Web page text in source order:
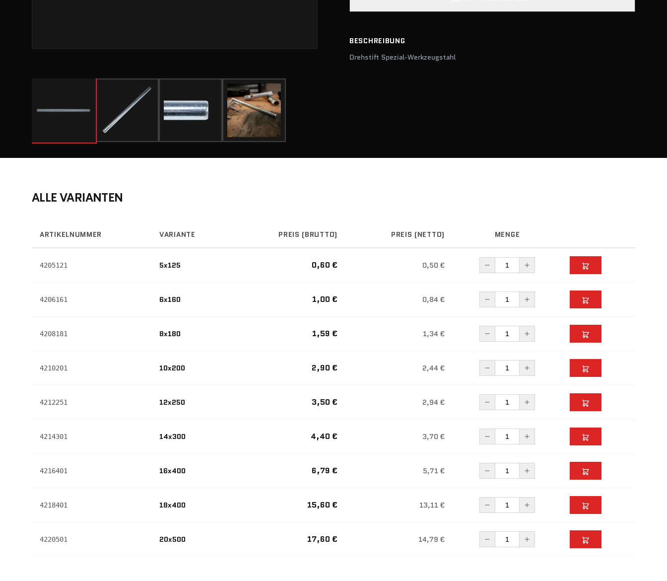
BESCHREIBUNG
Drehstift Spezial-Werkzeugstahl
ALLE VARIANTEN
ARTIKELNUMMER VARIANTE PREIS (BRUTTO) PREIS (NETTO) MENGE
4205121 5x125 0,60 € 0,50 €
4206161 6x160 1,00 € 0,84 €
4208181 8x180 1,59 € 1,34 €
4210201 10x200 2,90 € 2,44 €
4212251 12x250 3,50 € 2,94 €
4214301 14x300 4,40 € 3,70 €
4216401 16x400 6,79 € 5,71 €
4218401 18x400 15,60 € 13,11 €
4220501 20x500 17,60 € 14,79 €